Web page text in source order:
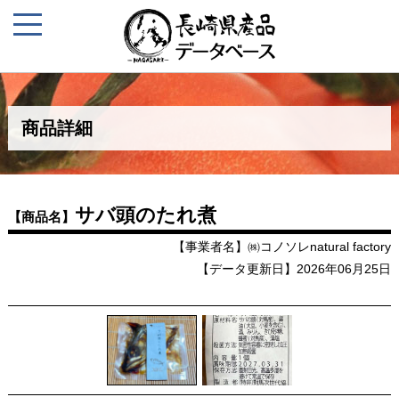
商品詳細
【商品名】 サバ頭のたれ煮
【事業者名】㈱コノソレnatural factory
【データ更新日】2026年06月25日